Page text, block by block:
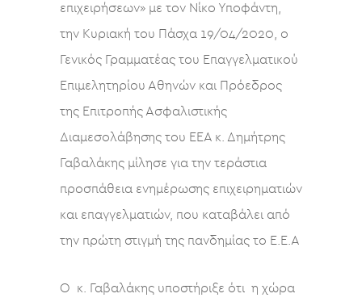
επιχειρήσεων» με τον Νίκο Υποφάντη,
την Κυριακή του Πάσχα 19/04/2020, ο
Γενικός Γραμματέας του Επαγγελματικού
Επιμελητηρίου Αθηνών και Πρόεδρος
της Επιτροπής Ασφαλιστικής
Διαμεσολάβησης του ΕΕΑ κ. Δημήτρης
Γαβαλάκης μίλησε για την τεράστια
προσπάθεια ενημέρωσης επιχειρηματιών
και επαγγελματιών, που καταβάλει από
την πρώτη στιγμή της πανδημίας το Ε.Ε.Α
Ο κ. Γαβαλάκης υποστήριξε ότι η χώρα